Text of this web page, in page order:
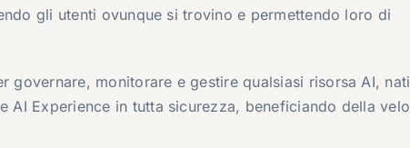
gli utenti ovunque si trovino e permettendo loro di
governare, monitorare e gestire qualsiasi risorsa AI,
AI Experience in tutta sicurezza, beneficiando della